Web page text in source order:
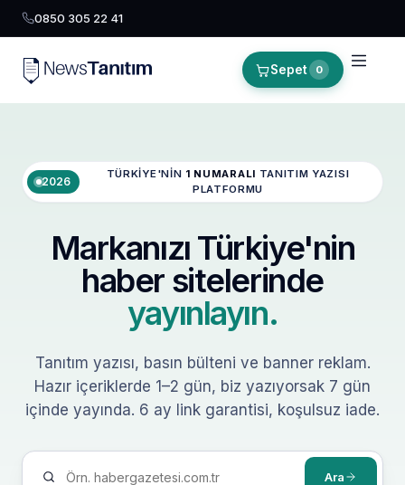
0850 305 22 41
Sepet 0
2026
TÜRKIYE'NIN 1 NUMARALI TANITIM YAZISI
PLATFORMU
Markanızı Türkiye'nin
haber sitelerinde
yayınlayın.
Tanıtım yazısı, basın bülteni ve banner reklam.
Hazır içeriklerde 1–2 gün, biz yazıyorsak 7 gün
içinde yayında. 6 ay link garantisi, koşulsuz iade.
Ara